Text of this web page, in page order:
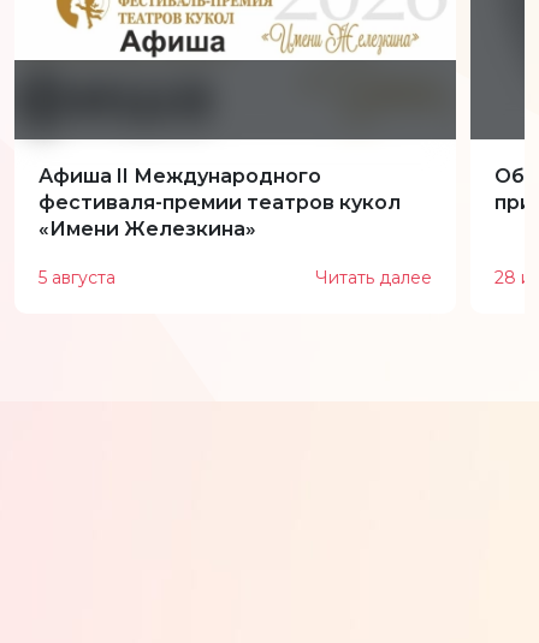
Афиша II Международного
фестиваля-премии театров кукол
«Имени Железкина»
5 августа Читать далее 28